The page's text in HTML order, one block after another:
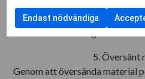
varumärken eller registrerade
5. Översänt
Genom att översända material
Endast nödvändiga